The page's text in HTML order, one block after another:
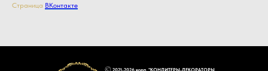
Страница ВКонтакте
2021-2026 корп. "КОНДИТЕРЫ-ДЕКОРАТОРЫ